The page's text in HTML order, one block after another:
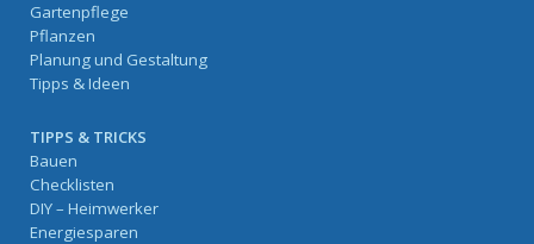
Gartenpflege
Pflanzen
Planung und Gestaltung
Tipps & Ideen
TIPPS & TRICKS
Bauen
Checklisten
DIY – Heimwerker
Energiesparen